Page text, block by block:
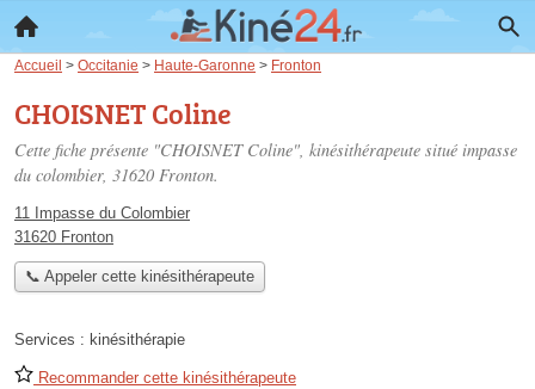
Accueil > Occitanie > Haute-Garonne > Fronton
CHOISNET Coline
Cette fiche présente "CHOISNET Coline", kinésithérapeute situé impasse
du colombier, 31620 Fronton.
11 Impasse du Colombier
31620 Fronton
📞 Appeler cette kinésithérapeute
Services : kinésithérapie
Recommander cette kinésithérapeute